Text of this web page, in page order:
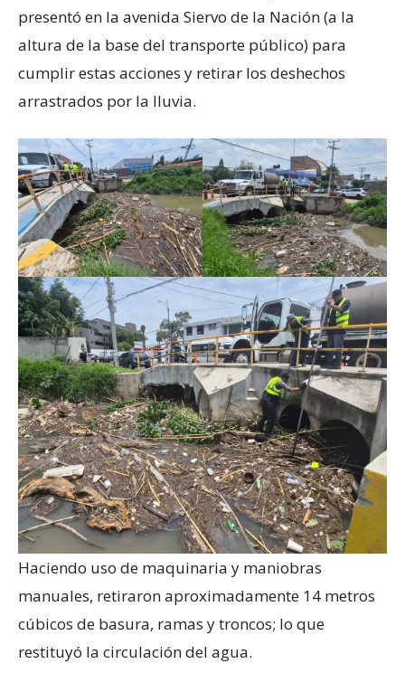
presentó en la avenida Siervo de la Nación (a la
altura de la base del transporte público) para
cumplir estas acciones y retirar los deshechos
arrastrados por la lluvia.
Haciendo uso de maquinaria y maniobras
manuales, retiraron aproximadamente 14 metros
cúbicos de basura, ramas y troncos; lo que
restituyó la circulación del agua.